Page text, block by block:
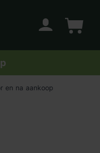
en na aankoop